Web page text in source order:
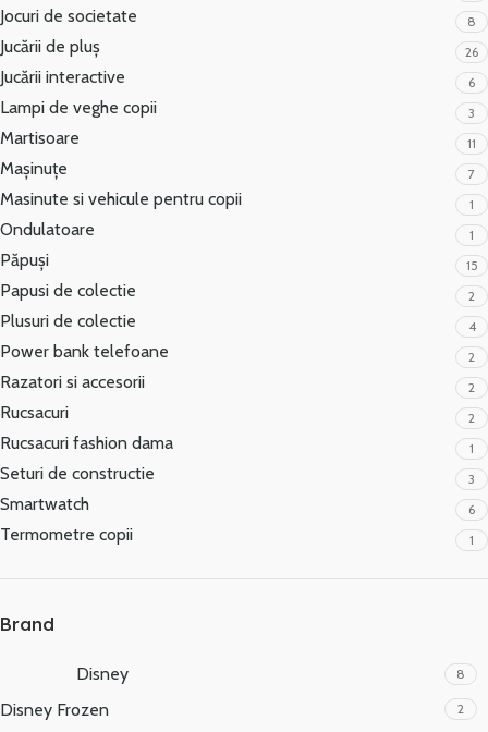
Jocuri de societate 8
Jucării de pluș 26
Jucării interactive 6
Lampi de veghe copii 3
Martisoare 11
Mașinuțe 7
Masinute si vehicule pentru copii 1
Ondulatoare 1
Păpuși 15
Papusi de colectie 2
Plusuri de colectie 4
Power bank telefoane 2
Razatori si accesorii 2
Rucsacuri 2
Rucsacuri fashion dama 1
Seturi de constructie 3
Smartwatch 6
Termometre copii 1
Brand
Disney 8
Disney Frozen 2